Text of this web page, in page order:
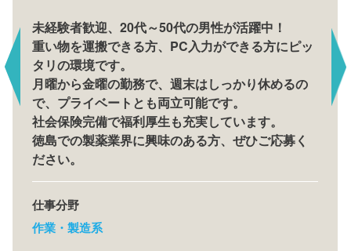
未経験者歓迎、20代～50代の男性が活躍中！
重い物を運搬できる方、PC入力ができる方にピッ
タリの環境です。
月曜から金曜の勤務で、週末はしっかり休めるの
で、プライベートとも両立可能です。
社会保険完備で福利厚生も充実しています。
徳島での製薬業界に興味のある方、ぜひご応募く
ださい。
仕事分野
作業・製造系